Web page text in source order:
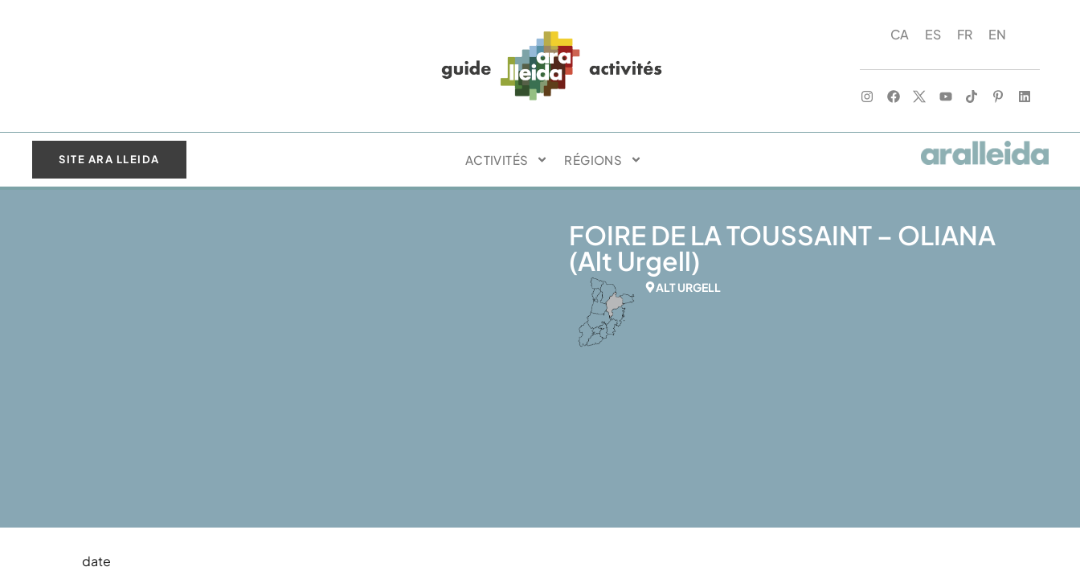
CA ES FR EN
SITE ARA LLEIDA ACTIVITÉS RÉGIONS
FOIRE DE LA TOUSSAINT – OLIANA
(Alt Urgell)
ALT URGELL
date